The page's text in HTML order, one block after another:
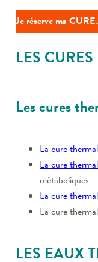
Je réserve ma
LES CURES
Les cures
La cure
La cure
métaboliques
La cure
La cure
LES EAUX